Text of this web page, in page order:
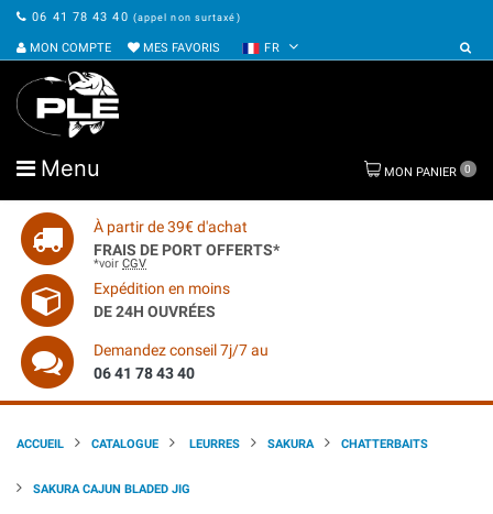
06 41 78 43 40 (appel non surtaxé)
MON COMPTE MES FAVORIS FR
Menu MON PANIER 0
À partir de 39€ d'achat
FRAIS DE PORT OFFERTS*
*voir CGV
Expédition en moins
DE 24H OUVRÉES
Demandez conseil 7j/7 au
06 41 78 43 40
ACCUEIL CATALOGUE LEURRES SAKURA CHATTERBAITS
SAKURA CAJUN BLADED JIG